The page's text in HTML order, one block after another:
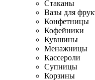
Стаканы
Вазы для
Конфетницы
Кофейники
Кувшины
Менажницы
Кассероли
Супницы
Корзины